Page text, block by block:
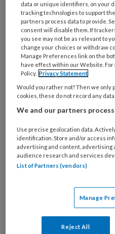
Thuis
Wil je dit
Maak gratis een
artikelen
Al een account of
mailadres?
Kies
data or unique identifiers, on your
tracking technologies to support
partners process data to provide.
consent will disable them. If
you see may not be as relevant to
change your choices or withdraw
Manage Preferences link on the
have effect within our Website.
Policy. Privacy Statement
Would you rather not? Then we only
cookies, these do not record any
We and our partners
Use precise geolocation data.
identification. Store and/or access
advertising and content, advertising
audience research and services
List of Partners (vendors)
Manage
Reject All